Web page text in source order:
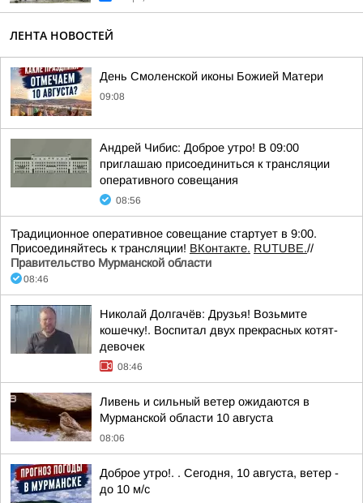
ЛЕНТА НОВОСТЕЙ
День Смоленской иконы Божией Матери
09:08
Андрей Чибис: Доброе утро! В 09:00
приглашаю присоединиться к трансляции
оперативного совещания
08:56
Традиционное оперативное совещание стартует в 9:00.
Присоединяйтесь к трансляции! ВКонтакте. RUTUBE.//
Правительство Мурманской области
08:46
Николай Долгачёв: Друзья! Возьмите
кошечку!. Воспитал двух прекрасных котят-
девочек
08:46
Ливень и сильный ветер ожидаются в
Мурманской области 10 августа
08:06
Доброе утро!. . Сегодня, 10 августа, ветер -
до 10 м/с